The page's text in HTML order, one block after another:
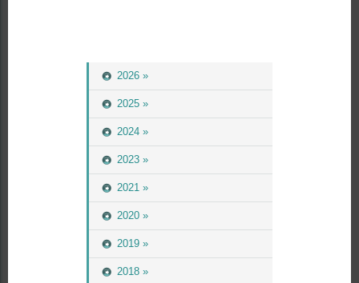
2026 »
2025 »
2024 »
2023 »
2021 »
2020 »
2019 »
2018 »